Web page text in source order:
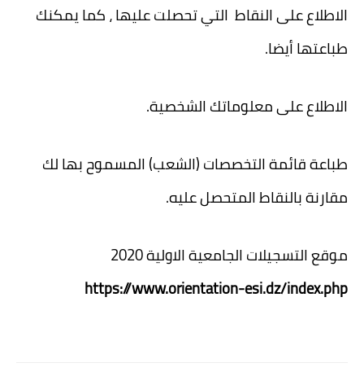
الاطلاع على النقاط التي تحصلت عليها ، كما يمكنك
طباعتها أيضا.
الاطلاع على معلوماتك الشخصية.
طباعة قائمة التخصصات (الشعب) المسموح بها لك
مقارنة بالنقاط المتحصل عليه.
موقع التسجيلات الجامعية الاولية 2020
https://www.orientation-esi.dz/index.php